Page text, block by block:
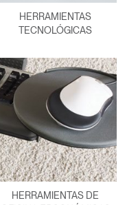
HERRAMIENTAS
TECNOLÓGICAS
HERRAMIENTAS DE